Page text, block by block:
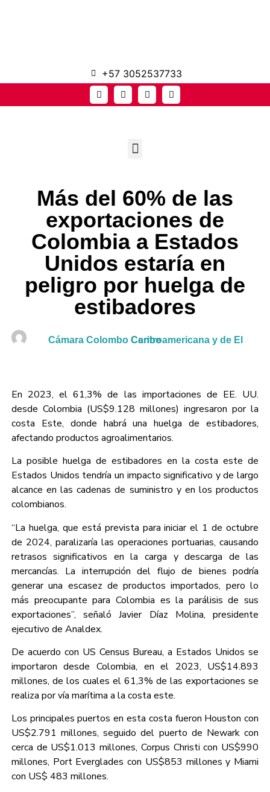
+57 3052537733
Más del 60% de las
exportaciones de
Colombia a Estados
Unidos estaría en
peligro por huelga de
estibadores
Cámara Colombo Centroamericana y de El Caribe
En 2023, el 61,3% de las importaciones de EE. UU.
desde Colombia (US$9.128 millones) ingresaron por la
costa Este, donde habrá una huelga de estibadores,
afectando productos agroalimentarios.
La posible huelga de estibadores en la costa este de
Estados Unidos tendría un impacto significativo y de largo
alcance en las cadenas de suministro y en los productos
colombianos.
“La huelga, que está prevista para iniciar el 1 de octubre
de 2024, paralizaría las operaciones portuarias, causando
retrasos significativos en la carga y descarga de las
mercancías. La interrupción del flujo de bienes podría
generar una escasez de productos importados, pero lo
más preocupante para Colombia es la parálisis de sus
exportaciones”, señaló Javier Díaz Molina, presidente
ejecutivo de Analdex.
De acuerdo con US Census Bureau, a Estados Unidos se
importaron desde Colombia, en el 2023, US$14.893
millones, de los cuales el 61,3% de las exportaciones se
realiza por vía marítima a la costa este.
Los principales puertos en esta costa fueron Houston con
US$2.791 millones, seguido del puerto de Newark con
cerca de US$1.013 millones, Corpus Christi con US$990
millones, Port Everglades con US$853 millones y Miami
con US$ 483 millones.